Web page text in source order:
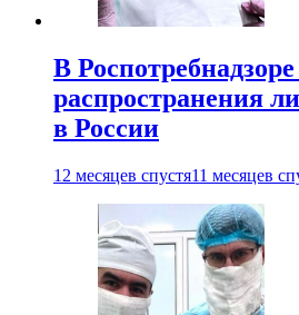
В
распространения
в России
12 месяцев спустя11 месяцев